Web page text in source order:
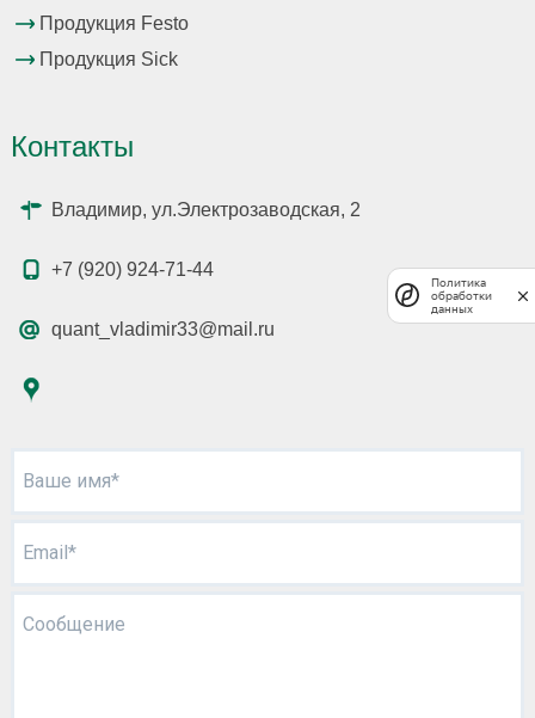
Продукция Festo
Продукция Sick
Контакты
Владимир, ул.Электрозаводская, 2
+7 (920) 924-71-44
quant_vladimir33@mail.ru
Ваше имя*
Email*
Сообщение
Политика
обработки
данных